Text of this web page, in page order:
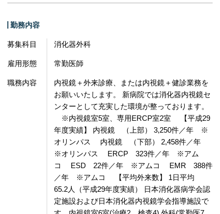
勤務内容
募集科目 消化器外科
雇用形態 常勤医師
職務内容
内視鏡＋外来診療、または内視鏡＋健診業務を
お願いいたします。 新病院では消化器内視鏡セ
ンターとして充実した環境が整っております。
※内視鏡室5室、専用ERCP室2室 【平成29
年度実績】 内視鏡 （上部） 3,250件／年 ※
オリンパス 内視鏡 （下部） 2,458件／年
※オリンパス ERCP 323件／年 ※アム
コ ESD 22件／年 ※アムコ EMR 388件
／年 ※アムコ 【平均外来数】 1日平均
65.2人（平成29年度実績） 日本消化器病学会認
定施設および日本消化器内視鏡学会指導施設で